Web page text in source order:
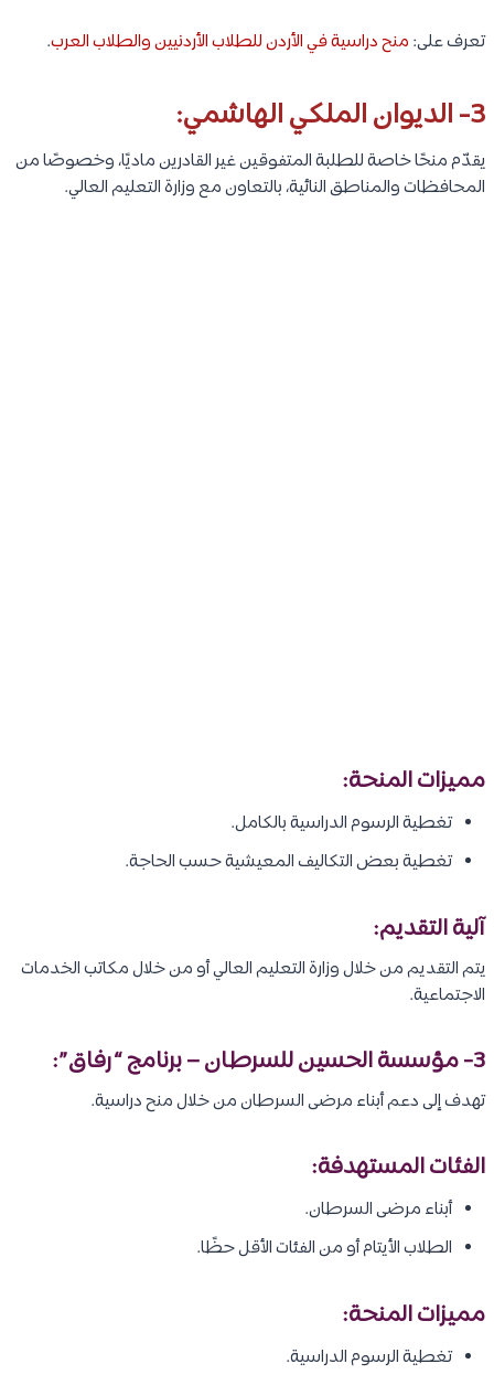
تعرف على: منح دراسية في الأردن للطلاب الأردنيين والطلاب العرب.
3- الديوان الملكي الهاشمي:
يقدّم منحًا خاصة للطلبة المتفوقين غير القادرين ماديًا، وخصوصًا من
المحافظات والمناطق النائية، بالتعاون مع وزارة التعليم العالي.
مميزات المنحة:
تغطية الرسوم الدراسية بالكامل.
تغطية بعض التكاليف المعيشية حسب الحاجة.
آلية التقديم:
يتم التقديم من خلال وزارة التعليم العالي أو من خلال مكاتب الخدمات
الاجتماعية.
3- مؤسسة الحسين للسرطان – برنامج “رفاق”:
تهدف إلى دعم أبناء مرضى السرطان من خلال منح دراسية.
الفئات المستهدفة:
أبناء مرضى السرطان.
الطلاب الأيتام أو من الفئات الأقل حظًا.
مميزات المنحة:
تغطية الرسوم الدراسية.